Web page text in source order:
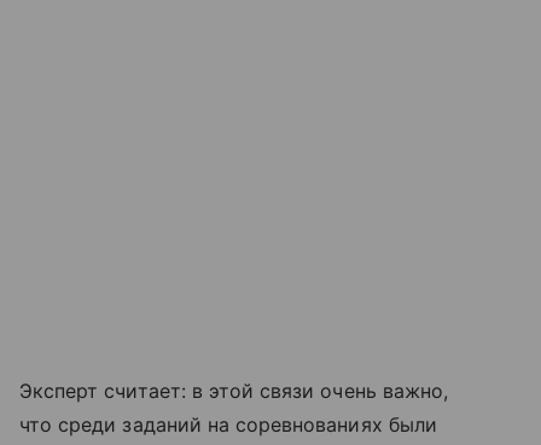
Эксперт считает: в этой связи очень важно,
что среди заданий на соревнованиях были